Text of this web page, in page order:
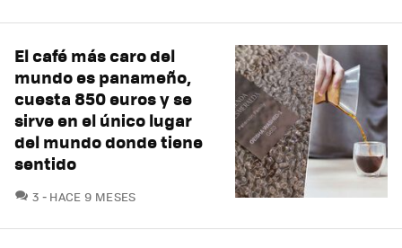
El café más caro del
mundo es panameño,
cuesta 850 euros y se
sirve en el único lugar
del mundo donde tiene
sentido
3 COMENTARIOS
HACE 9 MESES